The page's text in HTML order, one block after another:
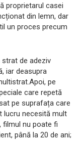
proprietarul casei
din lemn, dar
un proces precum
de adeziv
iar deasupra
pe
care repetă
pe suprafața care
lucru necesită mult
filmul nu poate fi
până la 20 de ani;